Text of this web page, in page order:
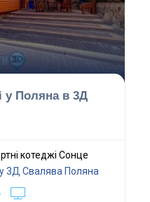
у Поляна в 3Д
котеджі Сонце
3Д Свалява Поляна